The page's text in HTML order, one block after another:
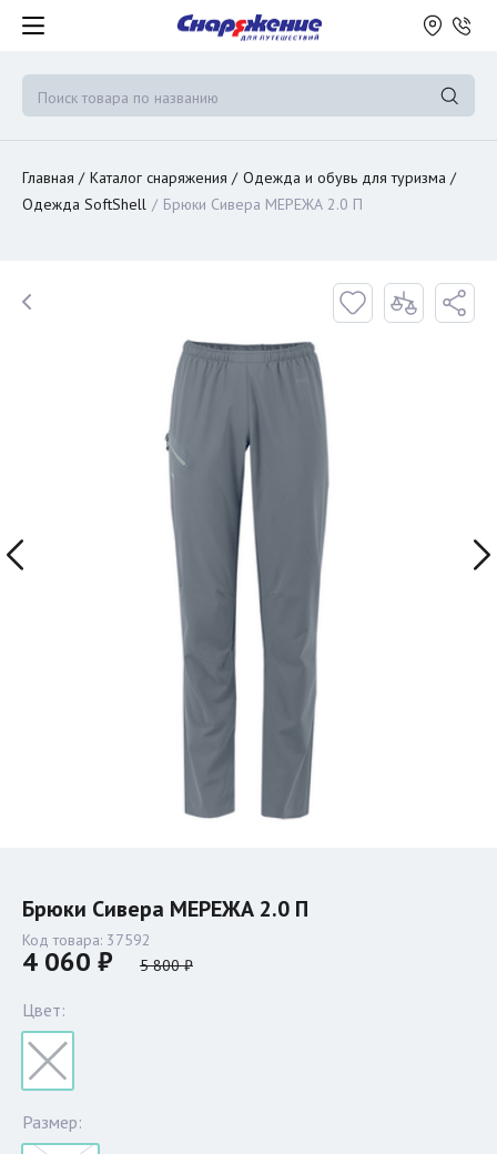
Главная Каталог снаряжения
Одежда и обувь для туризма
Одежда SoftShell
Брюки Сивера МЕРЕЖА 2.0 П
Брюки Сивера МЕРЕЖА 2.0 П
Код товара: 37592
4 060 ₽ 5 800 ₽
Цвет:
Размер: